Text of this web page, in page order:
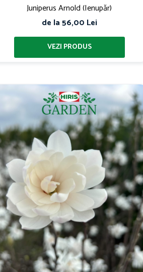
Juniperus Arnold (Ienupăr)
de la 56,00 Lei